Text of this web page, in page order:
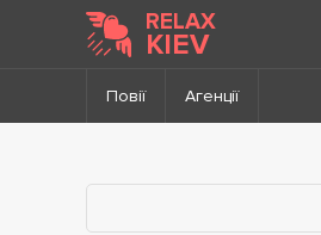
RELAX
KIEV
Повії Агенції